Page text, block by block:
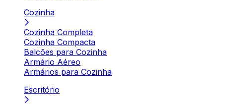
Cozinha
Cozinha Completa
Cozinha Compacta
Balcões para Cozinha
Armário Aéreo
Armários para Cozinha
Escritório